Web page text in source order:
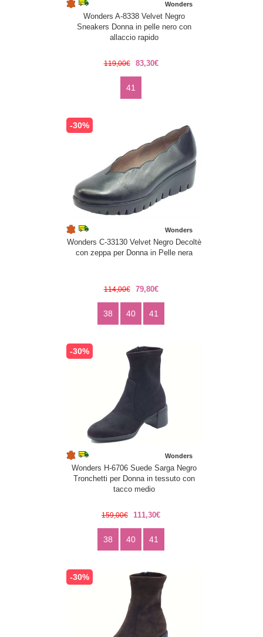
Wonders
Wonders A-8338 Velvet Negro
Sneakers Donna in pelle nero con
allaccio rapido
119,00€ 83,30€
41
-30%
Wonders
Wonders C-33130 Velvet Negro Decoltè
con zeppa per Donna in Pelle nera
114,00€ 79,80€
38 40 41
-30%
Wonders
Wonders H-6706 Suede Sarga Negro
Tronchetti per Donna in tessuto con
tacco medio
159,00€ 111,30€
38 40 41
-30%